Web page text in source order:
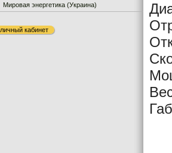
Мировая энергетика (Украина)
личный кабинет